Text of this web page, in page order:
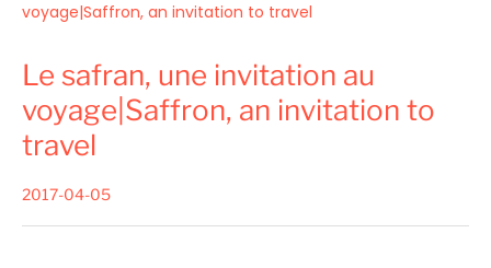
voyage|Saffron, an invitation to travel
Le safran, une invitation au
voyage|Saffron, an invitation to
travel
2017-04-05